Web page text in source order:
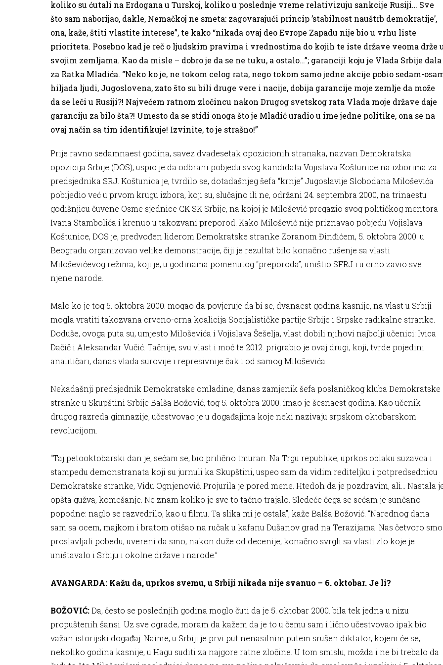
koliko su ćutali na Erdogana u Turskoj, koliko u poslednje vreme relativizuju sankcije Rusiji… Sve
što sam naborijao, dakle, Nemačkoj ne smeta: zagovarajući princip ’stabilnost nauštrb demokratije’,
ona, kaže, štiti vlastite interese”, te kako “nikada ovaj deo Evrope Zapadu nije bio u vrhu liste
prioriteta. Posebno kad je reč o ljudskim pravima i vrednostima do kojih te iste države veoma drže
svojim zemljama. Kao da misle – dobro je da se ne tuku, a ostalo…”; garanciji koju je Vlada Srbije dala
za Ratka Mladića. “Neko ko je, ne tokom celog rata, nego tokom samo jedne akcije pobio sedam-
hiljada ljudi, Jugoslovena, zato što su bili druge vere i nacije, dobija garancije moje zemlje da može
da se leči u Rusiji?! Najvećem ratnom zločincu nakon Drugog svetskog rata Vlada moje države daje
garanciju za bilo šta?! Umesto da se stidi onoga što je Mladić uradio u ime jedne politike, ona se na
ovaj način sa tim identifikuje! Izvinite, to je strašno!”
Prije ravno sedamnaest godina, savez dvadesetak opozicionih stranaka, nazvan Demokratska
opozicija Srbije (DOS), uspio je da odbrani pobjedu svog kandidata Vojislava Koštunice na izborima za
predsjednika SRJ. Koštunica je, tvrdilo se, dotadašnjeg šefa “krnje” Jugoslavije Slobodana Miloševića
pobijedio već u prvom krugu izbora, koji su, slučajno ili ne, održani 24. septembra 2000, na trinaestu
godišnjicu čuvene Osme sjednice CK SK Srbije, na kojoj je Milošević pregazio svog političkog mentora
Ivana Stambolića i krenuo u takozvani preporod. Kako Milošević nije priznavao pobjedu Vojislava
Koštunice, DOS je, predvođen liderom Demokratske stranke Zoranom Đinđićem, 5. oktobra 2000. u
Beogradu organizovao velike demonstracije, čiji je rezultat bilo konačno rušenje sa vlasti
Miloševićevog režima, koji je, u godinama pomenutog “preporoda”, uništio SFRJ i u crno zavio sve
njene narode.
Malo ko je tog 5. oktobra 2000. mogao da povjeruje da bi se, dvanaest godina kasnije, na vlast u Srbiji
mogla vratiti takozvana crveno-crna koalicija Socijalističke partije Srbije i Srpske radikalne stranke.
Doduše, ovoga puta su, umjesto Miloševića i Vojislava Šešelja, vlast dobili njihovi najbolji učenici: Ivica
Dačič i Aleksandar Vučić. Tačnije, svu vlast i moć te 2012. prigrabio je ovaj drugi, koji, tvrde pojedini
analitičari, danas vlada surovije i represivnije čak i od samog Miloševića.
Nekadašnji predsjednik Demokratske omladine, danas zamjenik šefa poslaničkog kluba Demokratske
stranke u Skupštini Srbije Balša Božović, tog 5. oktobra 2000. imao je šesnaest godina. Kao učenik
drugog razreda gimnazije, učestvovao je u događajima koje neki nazivaju srpskom oktobarskom
revolucijom.
“Taj petooktobarski dan je, sećam se, bio prilično tmuran. Na Trgu republike, uprkos oblaku suzavca i
stampedu demonstranata koji su jurnuli ka Skupštini, uspeo sam da vidim rediteljku i potpredsednicu
Demokratske stranke, Vidu Ognjenović. Projurila je pored mene. Htedoh da je pozdravim, ali… Nastala
opšta gužva, komešanje. Ne znam koliko je sve to tačno trajalo. Sledeće čega se sećam je sunčano
popodne: naglo se razvedrilo, kao u filmu. Ta slika mi je ostala”, kaže Balša Božović. “Narednog dana
sam sa ocem, majkom i bratom otišao na ručak u kafanu Dušanov grad na Terazijama. Nas četvoro smo
proslavljali pobedu, uvereni da smo, nakon duže od decenije, konačno svrgli sa vlasti zlo koje je
uništavalo i Srbiju i okolne države i narode.”
AVANGARDA: Kažu da, uprkos svemu, u Srbiji nikada nije svanuo – 6. oktobar. Je li?
BOŽOVIĆ:Da, često se poslednjih godina moglo čuti da je 5. oktobar 2000. bila tek jedna u nizu
propuštenih šansi. Uz sve ograde, moram da kažem da je to u čemu sam i lično učestvovao ipak bio
važan istorijski događaj. Naime, u Srbiji je prvi put nenasilnim putem srušen diktator, kojem će se,
nekoliko godina kasnije, u Hagu suditi za najgore ratne zločine. U tom smislu, možda i ne bi trebalo da